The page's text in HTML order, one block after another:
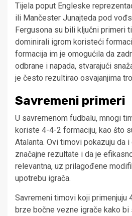
Tijela poput Engleske
ili Mančester Junajteda pod
Fergusona su bili ključni primeri
dominirali igrom koristeći
formacija im je omogućila da
odbrane i napada, stvarajući
je često rezultirao osvajanjima
Savremeni primeri
U savremenom fudbalu, mnogi
koriste 4-4-2 formaciju, kao što
Atalanta. Ovi timovi pokazuju da
značajne rezultate i da je
relevantna, uz prilagođene
upotrebu igrača.
Savremeni timovi koji
brze bočne vezne igrače kako